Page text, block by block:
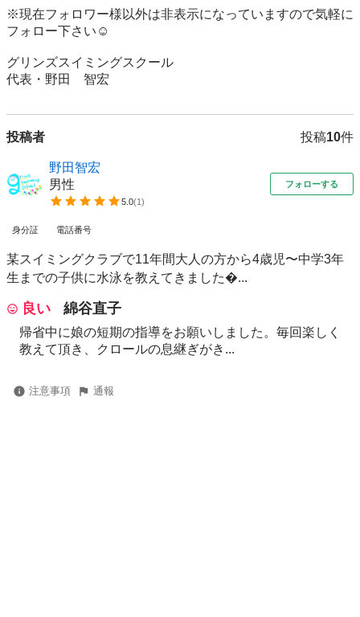
※現在フォロワー様以外は非表示になっていますので気軽に
フォロー下さい☺️
グリンズスイミングスクール
代表・野田　智宏
投稿者 投稿10件
野田智宏
男性
5.0(1)
フォローする
身分証 電話番号
某スイミングクラブで11年間大人の方から4歳児〜中学3年
生までの子供に水泳を教えてきました...
良い 綿谷直子
帰省中に娘の短期の指導をお願いしました。毎回楽しく
教えて頂き、クロールの息継ぎがき...
注意事項 通報